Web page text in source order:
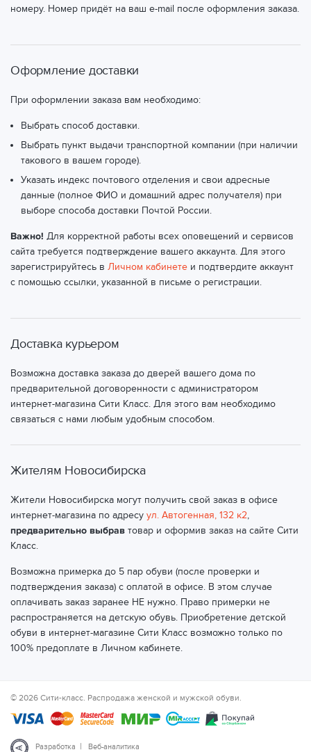
номеру. Номер придёт на ваш e-mail после оформления заказа.
Оформление доставки
При оформлении заказа вам необходимо:
Выбрать способ доставки.
Выбрать пункт выдачи транспортной компании (при наличии
такового в вашем городе).
Указать индекс почтового отделения и свои адресные
данные (полное ФИО и домашний адрес получателя) при
выборе способа доставки Почтой России.
Важно! Для корректной работы всех оповещений и сервисов
сайта требуется подтверждение вашего аккаунта. Для этого
зарегистрируйтесь в Личном кабинете и подтвердите аккаунт
с помощью ссылки, указанной в письме о регистрации.
Доставка курьером
Возможна доставка заказа до дверей вашего дома по
предварительной договоренности с администратором
интернет-магазина Сити Класс. Для этого вам необходимо
связаться с нами любым удобным способом.
Жителям Новосибирска
Жители Новосибирска могут получить свой заказ в офисе
интернет-магазина по адресу ул. Автогенная, 132 к2,
предварительно выбрав товар и оформив заказ на сайте Сити
Класс.
Возможна примерка до 5 пар обуви (после проверки и
подтверждения заказа) с оплатой в офисе. В этом случае
оплачивать заказ заранее НЕ нужно. Право примерки не
распространяется на детскую обувь. Приобретение детской
обуви в интернет-магазине Сити Класс возможно только по
100% предоплате в Личном кабинете.
© 2026 Сити-класс. Распродажа женской и мужской обуви.
Разработка | Веб-аналитика